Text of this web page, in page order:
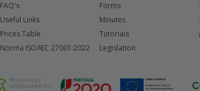
FAQ's
Useful Links
Prices Table
Norma ISO/IEC 27001:2022
Forms
Minutes
Tutoriais
Legislation